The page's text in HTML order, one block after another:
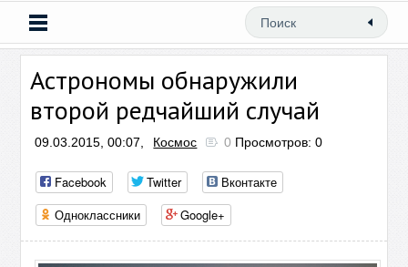
Астрономы обнаружили
второй редчайший случай
09.03.2015, 00:07, Космос 0 Просмотров: 0
Facebook Twitter
Вконтакте
Одноклассники
Google+